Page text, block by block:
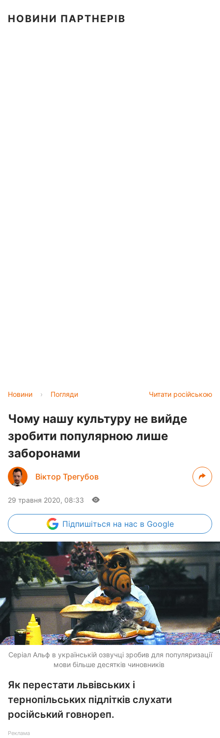
НОВИНИ ПАРТНЕРІВ
Читати російською
Новини › Погляди
Чому нашу культуру не вийде
зробити популярною лише
заборонами
Віктор Трегубов
29 травня 2020, 08:33
Підпишіться на нас в Google
Серіал Альф в українській озвучці зробив для популяризації
мови більше десятків чиновників
Як перестати львівських і
тернопільських підлітків слухати
російський говнореп.
Реклама